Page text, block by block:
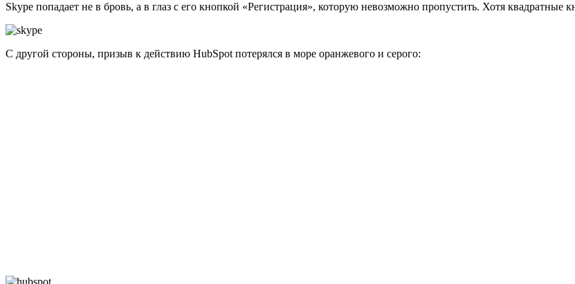
Skype попадает не в бровь, а в глаз с его кнопкой «Регистрация», которую невозможно пропустить. Хотя квадратные
С другой стороны, призыв к действию HubSpot потерялся в море оранжевого и серого: